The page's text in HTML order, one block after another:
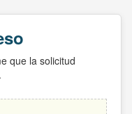
que la solicitud